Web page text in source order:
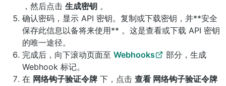
，然后点击 生成密钥 。
确认密码，显示 API 密钥。复制或下载密钥，并**安全
保存此信息以备将来使用** 。这是查看或下载 API 密钥
的唯一途径。
完成后，向下滚动页面至 Webhooks
部分，生成
Webhook 标记。
在 网络钩子验证令牌 下，点击 查看 网络钩子验证令牌